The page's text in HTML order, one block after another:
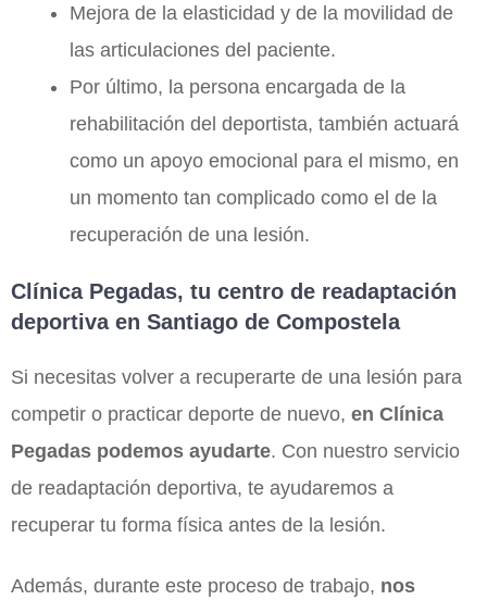
Mejora de la elasticidad y de la movilidad de
las articulaciones del paciente.
Por último, la persona encargada de la
rehabilitación del deportista, también actuará
como un apoyo emocional para el mismo, en
un momento tan complicado como el de la
recuperación de una lesión.
Clínica Pegadas, tu centro de readaptación
deportiva en Santiago de Compostela
Si necesitas volver a recuperarte de una lesión para
competir o practicar deporte de nuevo, en Clínica
Pegadas podemos ayudarte. Con nuestro servicio
de readaptación deportiva, te ayudaremos a
recuperar tu forma física antes de la lesión.
Además, durante este proceso de trabajo, nos